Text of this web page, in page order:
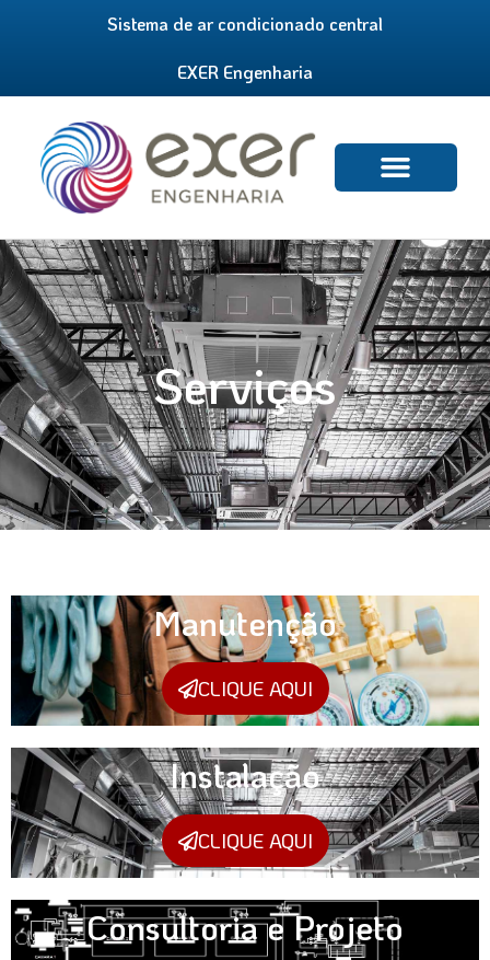
Sistema de ar condicionado central
EXER Engenharia
Serviços
Consultoria e Projeto
Instalação
CLIQUE AQUI
Manutenção
CLIQUE AQUI